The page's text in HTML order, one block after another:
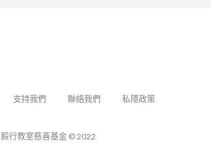
支持我們 聯絡我們 私隱政策
毅行教室慈善基金 © 2022